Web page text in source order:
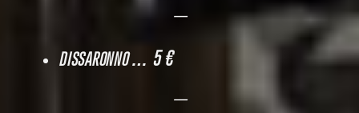
—
DISSARONNO… 5 €
—